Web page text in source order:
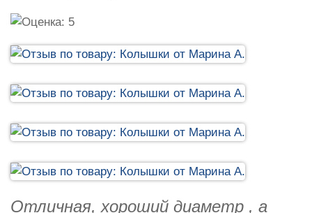
Отличная, хороший диаметр , а